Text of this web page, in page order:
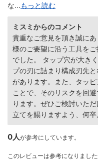
な...もっと読む
ミスミからのコメント
貴重なご意見を頂き誠に
様のご要望に沿う工具を
でした。 タップ穴が大き
プの刃に詰まり構成刃先
があります。また、タッ
ことで、そのリスクを回
ります。ぜひご検討いた
立てを賜りますよう、何
0人が参考にしています。
このレビューは参考になりました